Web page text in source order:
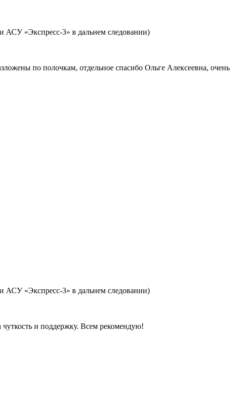
АСУ «Экспресс-3» в дальнем следовании)
по полочкам, отдельное спасибо Ольге Алексеевна, очень
АСУ «Экспресс-3» в дальнем следовании)
и поддержку. Всем рекомендую!